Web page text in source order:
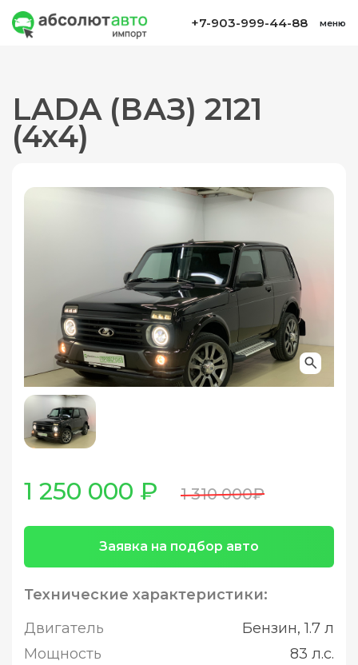
+7-903-999-44-88 меню
LADA (ВАЗ) 2121
(4x4)
1 250 000 ₽ 1 310 000₽
Заявка на подбор авто
Технические характеристики:
Двигатель
Бензин, 1.7 л
Мощность
83 л.с.